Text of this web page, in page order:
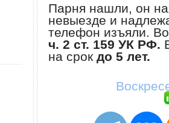
Парня нашли, он
невыезде и
телефон изъяли.
ч. 2 ст. 159 УК РФ.
на срок до 5 лет.